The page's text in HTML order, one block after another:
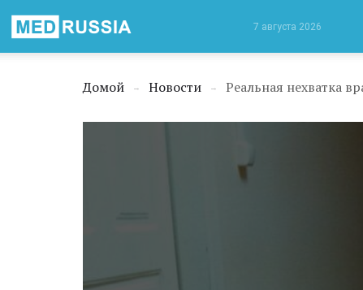
7 августа 2026
Домой → Новости → Реальная нехватка